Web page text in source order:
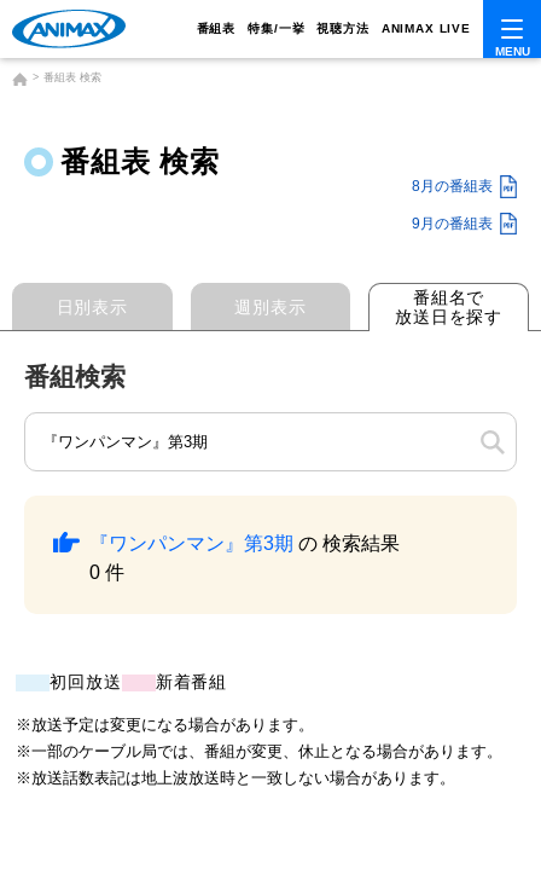
番組表 特集/一挙 視聴方法 ANIMAX LIVE
番組表 検索
番組表 検索
8月の番組表
9月の番組表
日別表示 週別表示
番組名で
放送日を探す
番組検索
『ワンパンマン』第3期 の 検索結果
0 件
初回放送 新着番組
※放送予定は変更になる場合があります。
※一部のケーブル局では、番組が変更、休止となる場合があります。
※放送話数表記は地上波放送時と一致しない場合があります。